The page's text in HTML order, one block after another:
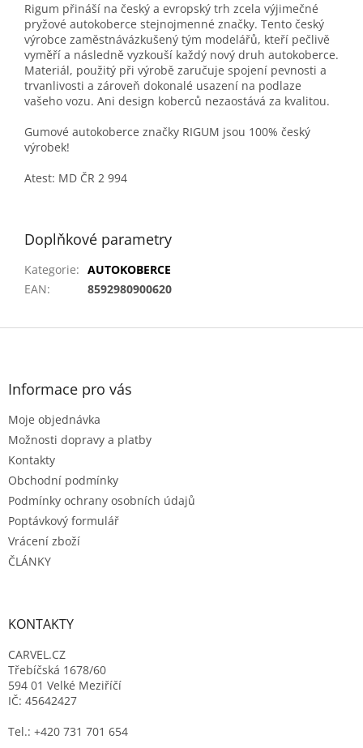
Rigum přináší na český a evropský trh zcela výjimečné
pryžové autokoberce stejnojmenné značky. Tento český
výrobce zaměstnávázkušený tým modelářů, kteří pečlivě
vyměří a následně vyzkouší každý nový druh autokoberce.
Materiál, použitý při výrobě zaručuje spojení pevnosti a
trvanlivosti a zároveň dokonalé usazení na podlaze
vašeho vozu. Ani design koberců nezaostává za kvalitou.
Gumové autokoberce značky RIGUM jsou 100% český
výrobek!
Atest: MD ČR 2 994
Doplňkové parametry
Kategorie: AUTOKOBERCE
EAN: 8592980900620
Z
Informace pro vás
Moje objednávka
Možnosti dopravy a platby
Kontakty
Obchodní podmínky
Podmínky ochrany osobních údajů
Poptávkový formulář
Vrácení zboží
ČLÁNKY
KONTAKTY
CARVEL.CZ
Třebíčská 1678/60
594 01 Velké Meziříčí
IČ: 45642427
Tel.: +420 731 701 654